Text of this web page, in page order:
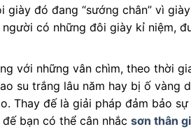
đó đang “sướng chân” vì
có những đôi giày kỉ niệm,
với những vân chìm, theo thời
su trắng lâu năm hay bị ố vàng
Thay đế là giải pháp đảm bảo sự
bạn có thể cân nhắc sơn thân